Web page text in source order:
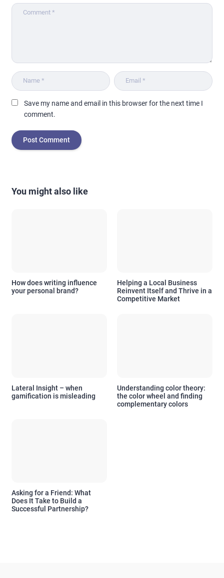
Save my name and email in this browser for the next time I
comment.
You might also like
How does writing influence
your personal brand?
Helping a Local Business
Reinvent Itself and Thrive in a
Competitive Market
Lateral Insight – when
gamification is misleading
Understanding color theory:
the color wheel and finding
complementary colors
Asking for a Friend: What
Does It Take to Build a
Successful Partnership?